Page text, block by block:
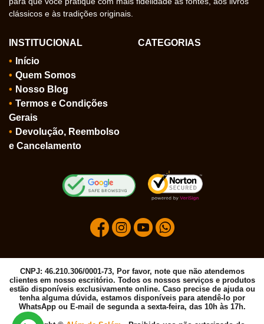
clássicos e às tradições originais.
INSTITUCIONAL
Início
Quem Somos
Nosso Blog
Termos e Condições
Gerais
Devolução, Reembolso
e Cancelamento
CATEGORIAS
CNPJ: 46.210.306/0001-73, Por favor, note que não atendemos
clientes em nosso escritório. Todos os nossos serviços e produtos
estão disponíveis exclusivamente online. Caso precise de ajuda ou
tenha alguma dúvida, estamos disponíveis para atendê-lo por
WhatsApp ou E-mail de segunda a sexta-feira, das 10h às 17h.